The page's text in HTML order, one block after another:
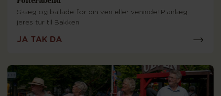
Skæg og ballade for din ven eller veninde! Planlæg
jeres tur til Bakken
JA TAK DA